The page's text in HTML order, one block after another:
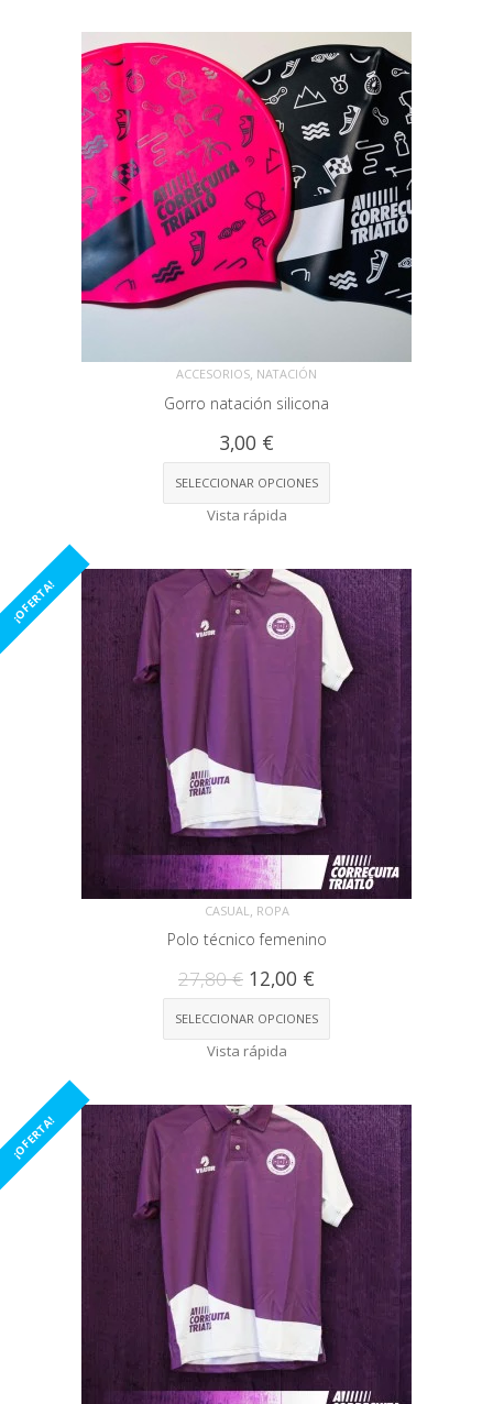
ACCESORIOS NATACIÓN
Gorro natación silicona
3,00 €
SELECCIONAR OPCIONES
Vista rápida
¡OFERTA!
CASUAL ROPA
Polo técnico femenino
27,80€ 12,00 €
SELECCIONAR OPCIONES
Vista rápida
¡OFERTA!